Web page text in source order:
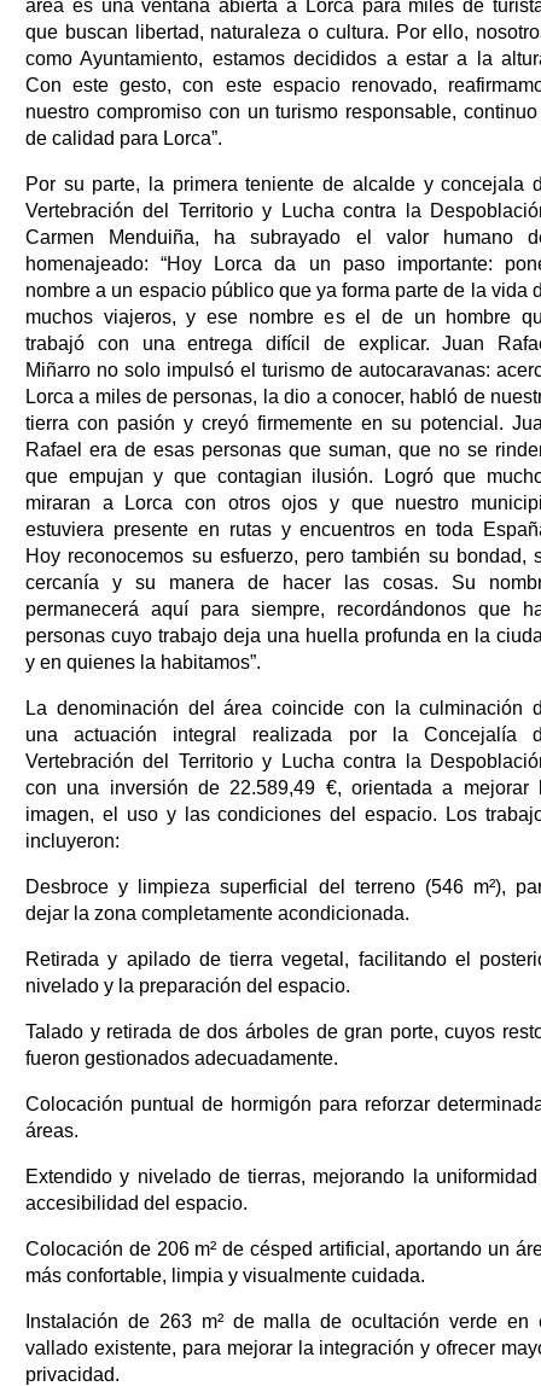
área es una ventana abierta a Lorca para miles de
que buscan libertad, naturaleza o cultura. Por ello,
como Ayuntamiento, estamos decididos a estar a la
Con este gesto, con este espacio renovado,
nuestro compromiso con un turismo responsable,
de calidad para Lorca”.
Por su parte, la primera teniente de alcalde y concejala
Vertebración del Territorio y Lucha contra la
Carmen Menduiña, ha subrayado el valor humano
homenajeado: “Hoy Lorca da un paso importante:
nombre a un espacio público que ya forma parte de la vida
muchos viajeros, y ese nombre es el de un hombre
trabajó con una entrega difícil de explicar. Juan
Miñarro no solo impulsó el turismo de autocaravanas:
Lorca a miles de personas, la dio a conocer, habló de
tierra con pasión y creyó firmemente en su potencial.
Rafael era de esas personas que suman, que no se
que empujan y que contagian ilusión. Logró que
miraran a Lorca con otros ojos y que nuestro
estuviera presente en rutas y encuentros en toda
Hoy reconocemos su esfuerzo, pero también su bondad,
cercanía y su manera de hacer las cosas. Su
permanecerá aquí para siempre, recordándonos que
personas cuyo trabajo deja una huella profunda en la
y en quienes la habitamos”.
La denominación del área coincide con la culminación
una actuación integral realizada por la Concejalía
Vertebración del Territorio y Lucha contra la
con una inversión de 22.589,49 €, orientada a mejorar
imagen, el uso y las condiciones del espacio. Los
incluyeron:
Desbroce y limpieza superficial del terreno (546 m²),
dejar la zona completamente acondicionada.
Retirada y apilado de tierra vegetal, facilitando el
nivelado y la preparación del espacio.
Talado y retirada de dos árboles de gran porte, cuyos
fueron gestionados adecuadamente.
Colocación puntual de hormigón para reforzar
áreas.
Extendido y nivelado de tierras, mejorando la
accesibilidad del espacio.
Colocación de 206 m² de césped artificial, aportando un
más confortable, limpia y visualmente cuidada.
Instalación de 263 m² de malla de ocultación verde en
vallado existente, para mejorar la integración y ofrecer
privacidad.